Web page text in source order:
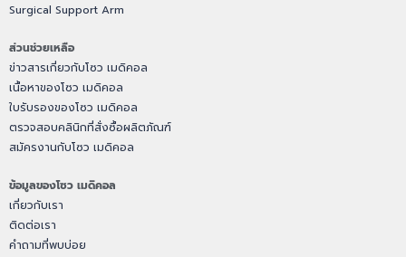
Surgical Support Arm
ส่วนช่วยเหลือ
ข่าวสารเกี่ยวกับโซว เมดิคอล
เนื้อหาของโซว เมดิคอล
ใบรับรองของโซว เมดิคอล
ตรวจสอบคลินิกที่สั่งซื้อผลิตภัณฑ์
สมัครงานกับโซว เมดิคอล
ข้อมูลของโซว เมดิคอล
เกี่ยวกับเรา
ติดต่อเรา
คำถามที่พบบ่อย